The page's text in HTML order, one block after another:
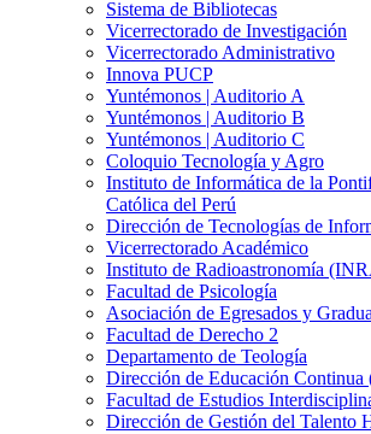
Sistema de Bibliotecas
Vicerrectorado de Investigación
Vicerrectorado Administrativo
Innova PUCP
Yuntémonos | Auditorio A
Yuntémonos | Auditorio B
Yuntémonos | Auditorio C
Coloquio Tecnología y Agro
Instituto de Informática de la
Católica del Perú
Dirección de Tecnologías de
Vicerrectorado Académico
Instituto de Radioastronomía
Facultad de Psicología
Asociación de Egresados y
Facultad de Derecho 2
Departamento de Teología
Dirección de Educación Continua
Facultad de Estudios
Dirección de Gestión del Talento